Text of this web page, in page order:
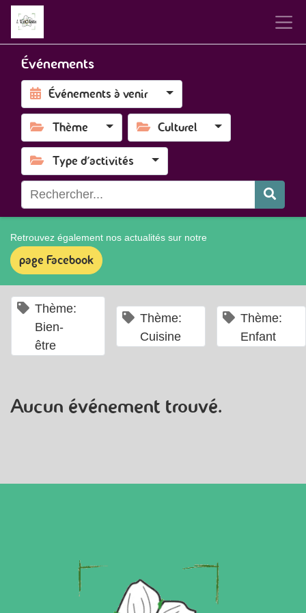
Événements
Événements à venir
Thème Culturel
Type d'activités
Retrouvez également nos actualités sur notre
page Facebook
Thème:
Bien-
être
Thème:
Cuisine
Thème:
Enfant
Aucun événement trouvé.